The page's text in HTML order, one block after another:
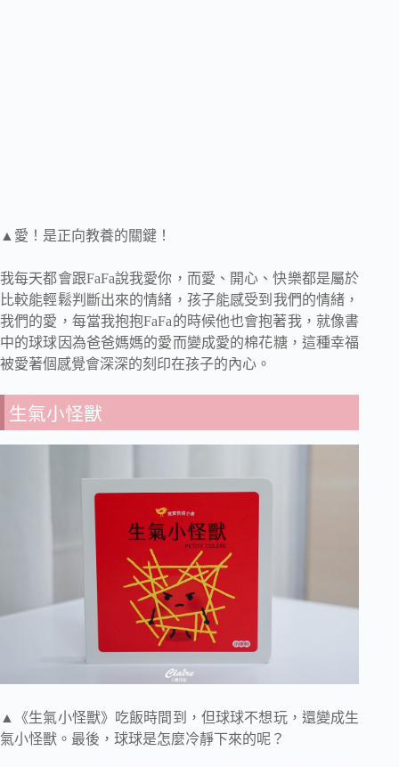
▲愛！是正向教養的關鍵！
我每天都會跟FaFa說我愛你，而愛、開心、快樂都是屬於
比較能輕鬆判斷出來的情緒，孩子能感受到我們的情緒，
我們的愛，每當我抱抱FaFa的時候他也會抱著我，就像書
中的球球因為爸爸媽媽的愛而變成愛的棉花糖，這種幸福
被愛著個感覺會深深的刻印在孩子的內心。
生氣小怪獸
▲《生氣小怪獸》吃飯時間到，但球球不想玩，還變成生
氣小怪獸。最後，球球是怎麼冷靜下來的呢？